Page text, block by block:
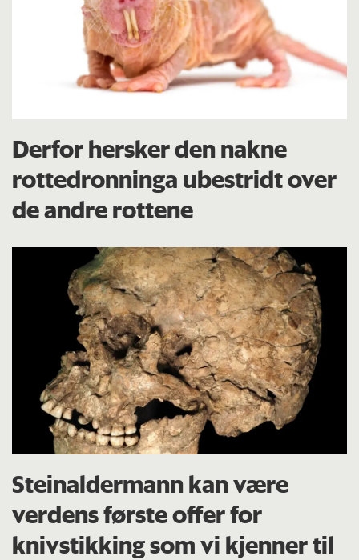
Derfor hersker den nakne
rottedronninga ubestridt over
de andre rottene
Steinaldermann kan være
verdens første offer for
knivstikking som vi kjenner til